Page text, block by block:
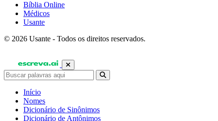
Bíblia Online
Médicos
Usante
© 2026 Usante - Todos os direitos reservados.
Início
Nomes
Dicionário de Sinônimos
Dicionário de Antônimos